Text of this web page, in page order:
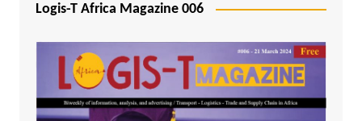
Logis-T Africa Magazine 006